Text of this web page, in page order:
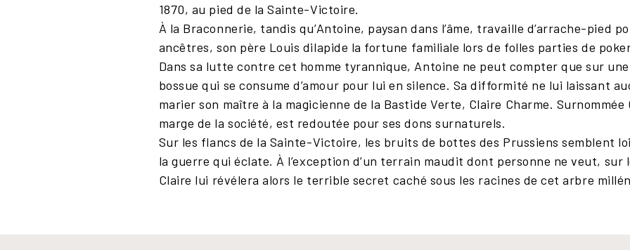
1870, au pied de la Sainte-Victoire.
À la Braconnerie, tandis qu’Antoine, paysan dans l’âme, travaille d’arrache-pied
ancêtres, son père Louis dilapide la fortune familiale lors de folles parties de
Dans sa lutte contre cet homme tyrannique, Antoine ne peut compter que sur
bossue qui se consume d’amour pour lui en silence. Sa difformité ne lui laissant
marier son maître à la magicienne de la Bastide Verte, Claire Charme.
marge de la société, est redoutée pour ses dons surnaturels.
Sur les flancs de la Sainte-Victoire, les bruits de bottes des Prussiens semblent
la guerre qui éclate. À l’exception d’un terrain maudit dont personne ne veut, sur
Claire lui révélera alors le terrible secret caché sous les racines de cet arbre